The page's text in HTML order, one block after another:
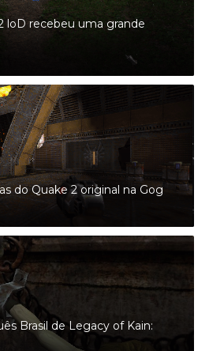
loD recebeu uma grande
do Quake 2 original na Gog
Brasil de Legacy of Kain: